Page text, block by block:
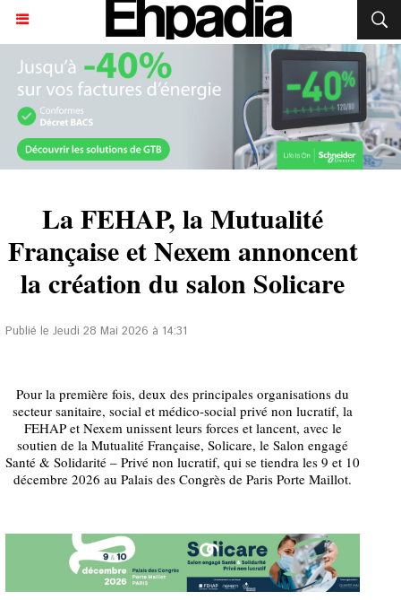
La FEHAP, la Mutualité
Française et Nexem annoncent
la création du salon Solicare
Publié le Jeudi 28 Mai 2026 à 14:31
Pour la première fois, deux des principales organisations du
secteur sanitaire, social et médico-social privé non lucratif, la
FEHAP et Nexem unissent leurs forces et lancent, avec le
soutien de la Mutualité Française, Solicare, le Salon engagé
Santé & Solidarité – Privé non lucratif, qui se tiendra les 9 et 10
décembre 2026 au Palais des Congrès de Paris Porte Maillot.